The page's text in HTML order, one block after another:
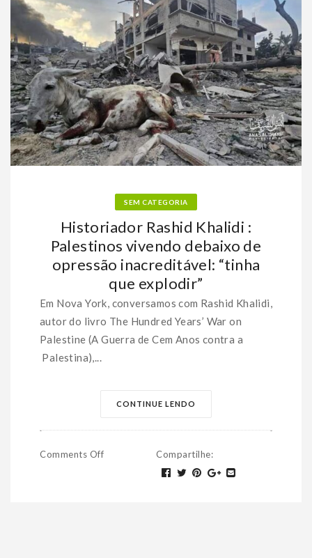
SEM CATEGORIA
Historiador Rashid Khalidi :
Palestinos vivendo debaixo de
opressão inacreditável: “tinha
que explodir”
Em Nova York, conversamos com Rashid Khalidi,
autor do livro The Hundred Years’ War on
Palestine (A Guerra de Cem Anos contra a
Palestina),...
CONTINUE LENDO
Comments Off Compartilhe: